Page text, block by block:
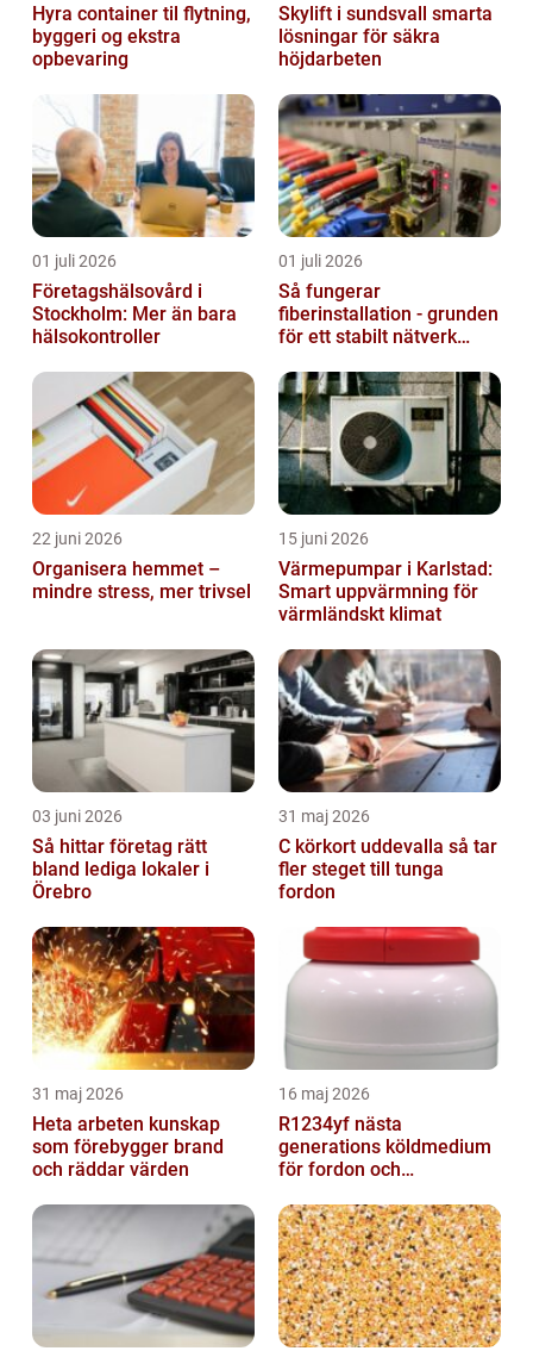
Hyra container til flytning,
byggeri og ekstra
opbevaring
Skylift i sundsvall smarta
lösningar för säkra
höjdarbeten
01 juli 2026
Företagshälsovård i
Stockholm: Mer än bara
hälsokontroller
01 juli 2026
Så fungerar
fiberinstallation - grunden
för ett stabilt nätverk
22 juni 2026
Organisera hemmet –
mindre stress, mer trivsel
15 juni 2026
Värmepumpar i Karlstad:
Smart uppvärmning för
värmländskt klimat
03 juni 2026
Så hittar företag rätt
bland lediga lokaler i
Örebro
31 maj 2026
C körkort uddevalla så tar
fler steget till tunga
fordon
31 maj 2026
Heta arbeten kunskap
som förebygger brand
och räddar värden
16 maj 2026
R1234yf nästa
generations köldmedium
för fordon och